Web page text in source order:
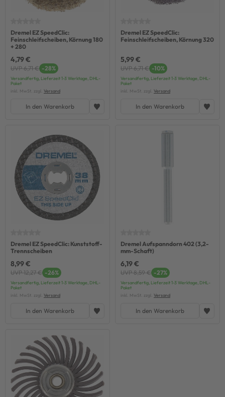
Dremel EZ SpeedClic:
Feinschleifscheiben, Körnung 180
+ 280
4,79 €
UVP 6,71 € -28%
Versandfertig, Lieferzeit 1-3 Werktage, DHL-
Paket
inkl. MwSt. zzgl. Versand
In den Warenkorb
Dremel EZ SpeedClic:
Feinschleifscheiben, Körnung 320
5,99 €
UVP 6,71 € -10%
Versandfertig, Lieferzeit 1-3 Werktage, DHL-
Paket
inkl. MwSt. zzgl. Versand
In den Warenkorb
Dremel EZ SpeedClic: Kunststoff-
Trennscheiben
8,99 €
UVP 12,27 € -26%
Versandfertig, Lieferzeit 1-3 Werktage, DHL-
Paket
inkl. MwSt. zzgl. Versand
In den Warenkorb
Dremel Aufspanndorn 402 (3,2-
mm-Schaft)
6,19 €
UVP 8,59 € -27%
Versandfertig, Lieferzeit 1-3 Werktage, DHL-
Paket
inkl. MwSt. zzgl. Versand
In den Warenkorb